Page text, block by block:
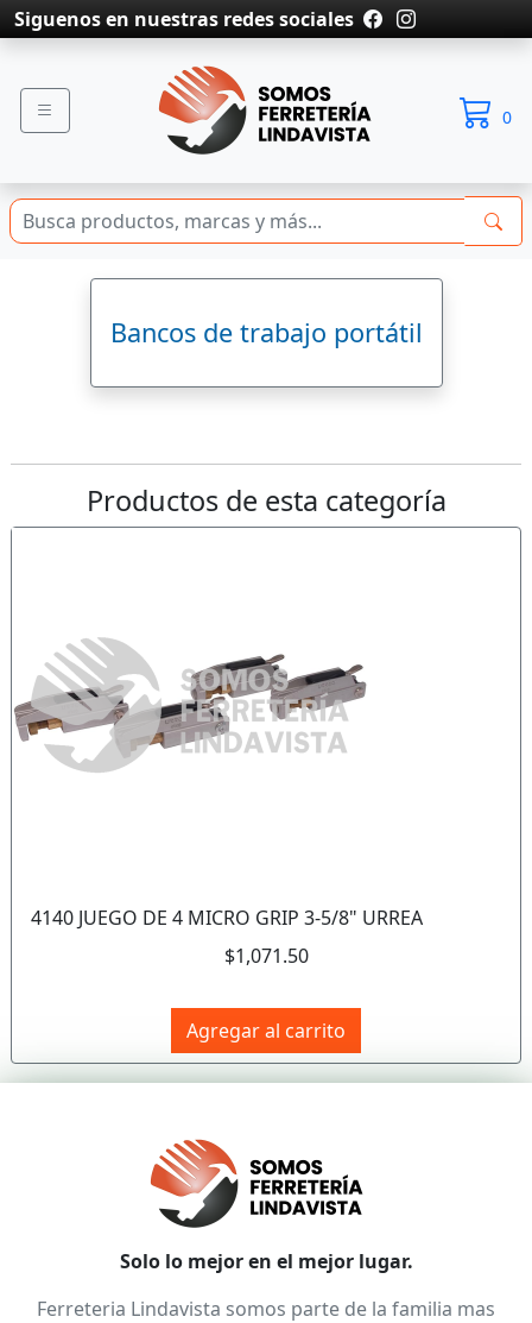
Siguenos en nuestras redes sociales
0
Bancos de trabajo portátil
Productos de esta categoría
4140 JUEGO DE 4 MICRO GRIP 3-5/8" URREA
$1,071.50
Agregar al carrito
Solo lo mejor en el mejor lugar.
Ferreteria Lindavista somos parte de la familia mas